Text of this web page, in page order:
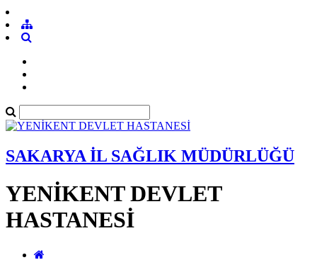
SAKARYA İL SAĞLIK MÜDÜRLÜĞÜ
YENİKENT DEVLET
HASTANESİ